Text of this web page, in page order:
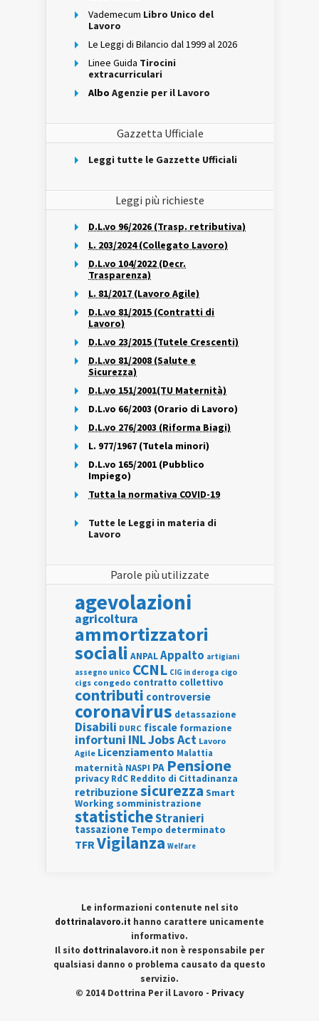
Vademecum Libro Unico del
Lavoro
Le Leggi di Bilancio dal 1999 al 2026
Linee Guida Tirocini
extracurriculari
Albo Agenzie per il Lavoro
Gazzetta Ufficiale
Leggi tutte le Gazzette Ufficiali
Leggi più richieste
D.L.vo 96/2026 (Trasp. retributiva)
L. 203/2024 (Collegato Lavoro)
D.L.vo 104/2022 (Decr.
Trasparenza)
L. 81/2017 (Lavoro Agile)
D.L.vo 81/2015 (Contratti di
Lavoro)
D.L.vo 23/2015 (Tutele Crescenti)
D.L.vo 81/2008 (Salute e
Sicurezza)
D.L.vo 151/2001(TU Maternità)
D.L.vo 66/2003 (Orario di Lavoro)
D.L.vo 276/2003 (Riforma Biagi)
L. 977/1967 (Tutela minori)
D.L.vo 165/2001 (Pubblico
Impiego)
Tutta la normativa COVID-19
Tutte le Leggi in materia di
Lavoro
Parole più utilizzate
agevolazioni
agricoltura
ammortizzatori
sociali ANPALAppalto artigiani
assegno unico CCNL CIG in deroga cigo
cigs congedo contratto collettivo
contributi controversie
coronavirus detassazione
Disabili DURC fiscale formazione
infortuni INLJobs Act Lavoro
Agile Licenziamento Malattia
maternità NASPI PA Pensione
privacy RdC Reddito di Cittadinanza
retribuzionesicurezza Smart
Working somministrazione
statisticheStranieri
tassazione Tempo determinato
TFRVigilanza Welfare
Le informazioni contenute nel sito
dottrinalavoro.it hanno carattere unicamente
informativo.
Il sito dottrinalavoro.it non è responsabile per
qualsiasi danno o problema causato da questo
servizio.
© 2014 Dottrina Per il Lavoro - Privacy